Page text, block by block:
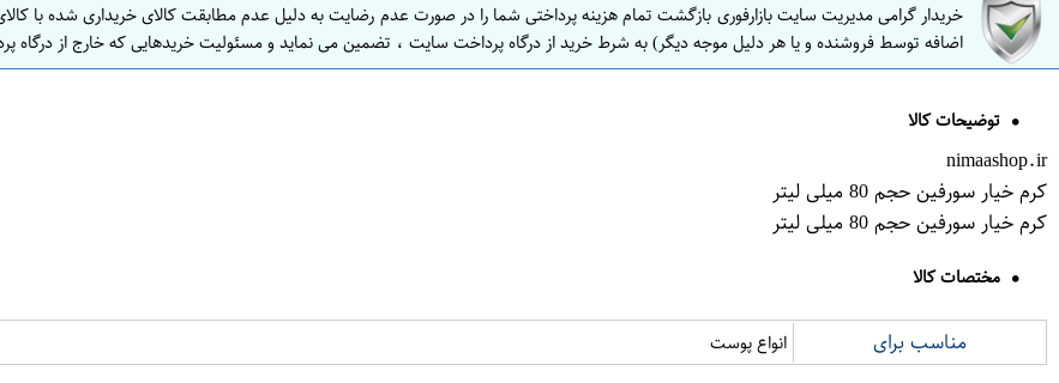
خریدار گرامی مدیریت سایت بازارفوری بازگشت تمام هزینه پرداختی شما را در صورت عدم رضایت به دلیل عدم مطابقت کالای خریداری شده با
اضافه توسط فروشنده و یا هر دلیل موجه دیگر) به شرط خرید از درگاه پرداخت سایت ، تضمین می نماید و مسئولیت خریدهایی که خارج از درگاه
توضیحات کالا
nimaashop.ir
کرم خیار سورفین حجم 80 میلی لیتر
کرم خیار سورفین حجم 80 میلی لیتر
مختصات کالا
مناسب برای انواع پوست